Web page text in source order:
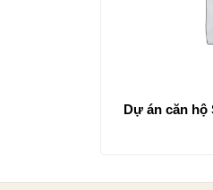
Dự án căn